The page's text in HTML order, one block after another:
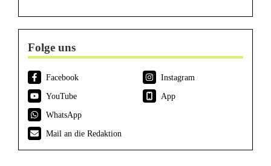
Folge uns
Facebook
Instagram
YouTube
App
WhatsApp
Mail an die Redaktion